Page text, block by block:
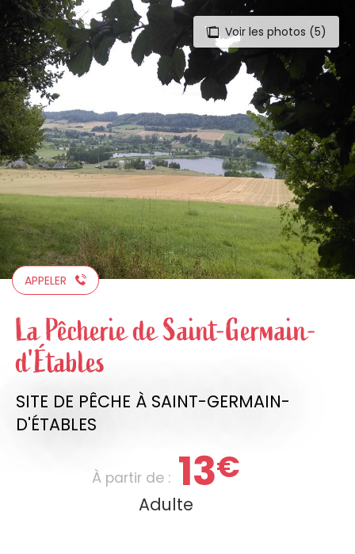
Aller
au
contenu
principal
Voir les photos (5)
APPELER
La Pêcherie de Saint-Germain-
d'Étables
SITE DE PÊCHE À SAINT-GERMAIN-
D'ÉTABLES
À partir de : 13€
Adulte